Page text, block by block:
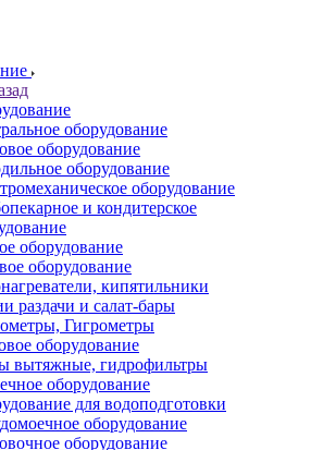
оборудование
оборудование
оборудование
оборудование
и кондитерское
оборудование
оборудование
кипятильники
раздачи и салат-бары
Гигрометры
оборудование
вытяжные, гидрофильтры
оборудование
для водоподготовки
оборудование
оборудование